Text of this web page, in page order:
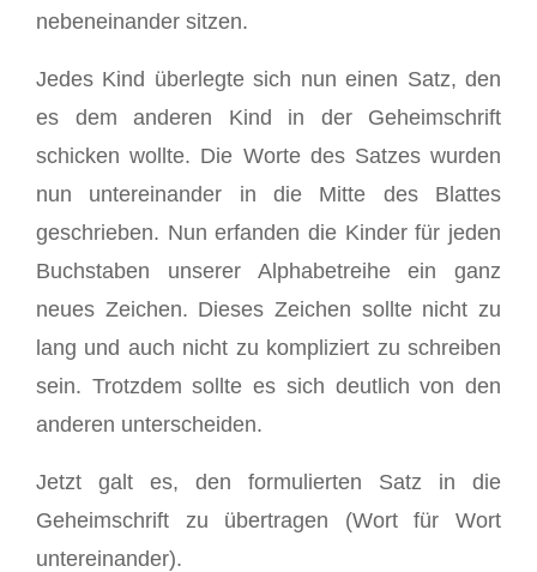
nebeneinander sitzen.
Jedes Kind überlegte sich nun einen Satz, den
es dem anderen Kind in der Geheimschrift
schicken wollte. Die Worte des Satzes wurden
nun untereinander in die Mitte des Blattes
geschrieben. Nun erfanden die Kinder für jeden
Buchstaben unserer Alphabetreihe ein ganz
neues Zeichen. Dieses Zeichen sollte nicht zu
lang und auch nicht zu kompliziert zu schreiben
sein. Trotzdem sollte es sich deutlich von den
anderen unterscheiden.
Jetzt galt es, den formulierten Satz in die
Geheimschrift zu übertragen (Wort für Wort
untereinander).